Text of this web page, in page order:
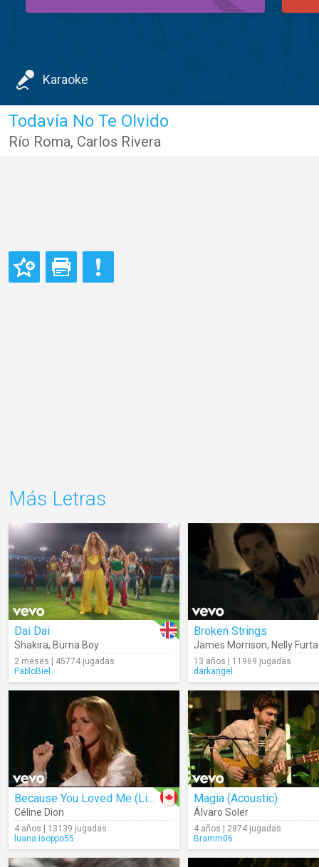
Karaoke
Todavía No Te Olvido
Río Roma, Carlos Rivera
Más Letras
Dai Dai
Shakira, Burna Boy
2 meses | 45774 jugadas
PabloBiel
Broken Strings
James Morrison, Nelly
13 años | 11969 jugadas
darkangel
Because You Loved Me (Live)
Céline Dion
4 años | 13139 jugadas
luana.isoppo55
Magia (Acoustic)
Álvaro Soler
4 años | 2874 jugadas
Bramm06